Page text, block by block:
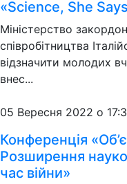
«Science, She
Міністерство
співробітництва
відзначити молодих
внес...
05 Вересня 2022 о
Конференція
Розширення
час війни»